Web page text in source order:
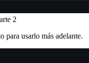
2
para usarlo más adelante.